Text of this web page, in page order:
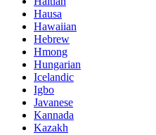
Hausa
Hawaiian
Hebrew
Hmong
Hungarian
Icelandic
Igbo
Javanese
Kannada
Kazakh